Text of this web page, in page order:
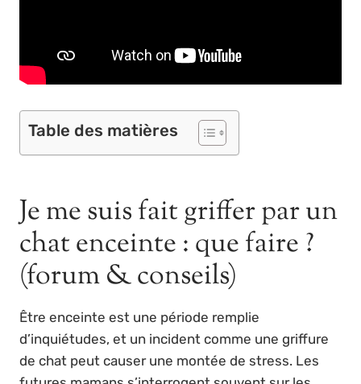
Table des matières
Je me suis fait griffer par un
chat enceinte : que faire ?
(forum & conseils)
Être enceinte est une période remplie
d’inquiétudes, et un incident comme une griffure
de chat peut causer une montée de stress. Les